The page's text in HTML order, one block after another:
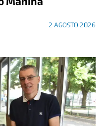
2 AGOSTO 2026